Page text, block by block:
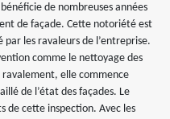
de nombreuses années
de façade. Cette notoriété est
les ravaleurs de l’entreprise.
comme le nettoyage des
elle commence
de l’état des façades. Le
de cette inspection. Avec les